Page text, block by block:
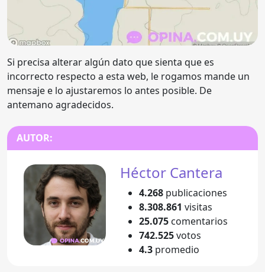
Si precisa alterar algún dato que sienta que es
incorrecto respecto a esta web, le rogamos mande un
mensaje e lo ajustaremos lo antes posible. De
antemano agradecidos.
AUTOR:
Héctor Cantera
4.268 publicaciones
8.308.861 visitas
25.075 comentarios
742.525votos
4.3 promedio